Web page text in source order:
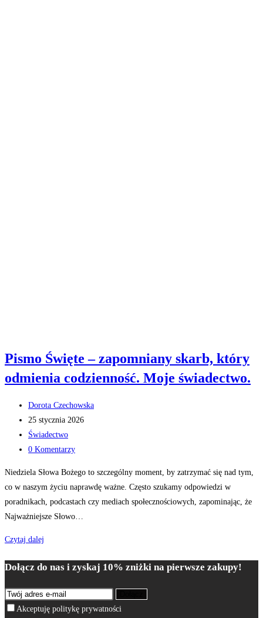
Pismo Święte – zapomniany skarb, który
odmienia codzienność. Moje świadectwo.
Post
author:
Dorota Czechowska
Post
published:
25 stycznia 2026
Post
category:
Świadectwo
Post
0 Komentarzy
Niedziela Słowa Bożego to szczególny moment, by zatrzymać się nad tym,
co w naszym życiu naprawdę ważne. Często szukamy odpowiedzi w
poradnikach, podcastach czy mediach społecznościowych, zapominając, że
Najważniejsze Słowo…
Czytaj dalej
–
skarb,
który
Dołącz do nas i zyskaj 10% zniżki na pierwsze zakupy!
Akceptuję politykę prywatności